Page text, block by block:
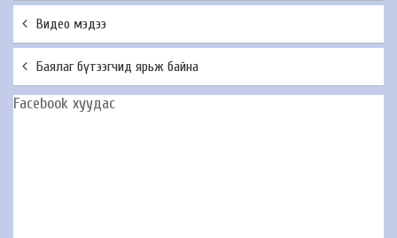
Видео мэдээ
Баялаг бүтээгчид ярьж байна
Facebook хуудас